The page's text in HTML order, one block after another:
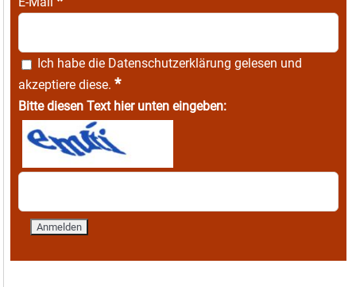
Ich habe die Datenschutzerklärung gelesen und
akzeptiere diese. *
Bitte diesen Text hier unten eingeben: